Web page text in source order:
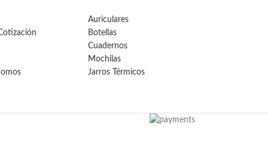
Auriculares
Botellas
Cuadernos
Mochilas
Jarros Térmicos